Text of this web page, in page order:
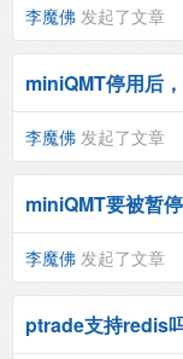
李魔佛 发起了文章
miniQMT停用后
李魔佛 发起了文章
miniQMT要被暂
李魔佛 发起了文章
ptrade支持redis